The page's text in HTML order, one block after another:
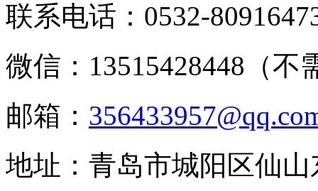
联系电话： 0532-
微信：13515428448（不
邮箱：
地址：青岛市城阳区仙山